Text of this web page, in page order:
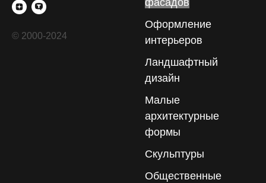
© 2000-2024
фасадов
Оформление
интерьеров
Ландшафтный
дизайн
Малые
архитектурные
формы
Скульптуры
Общественные